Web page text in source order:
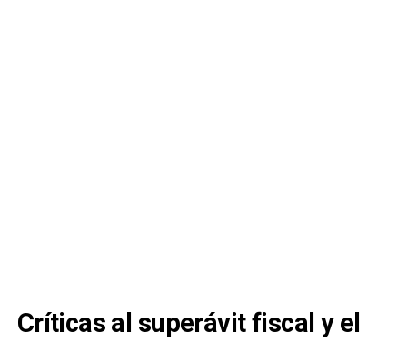
Críticas al superávit fiscal y el